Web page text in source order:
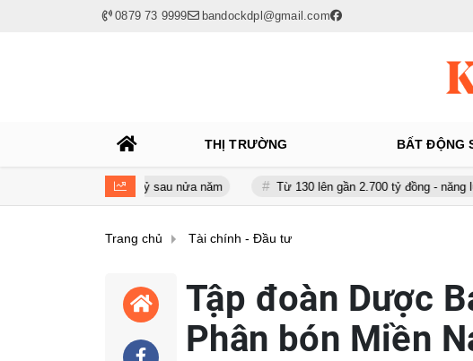
0879 73 9999 bandockdpl@gmail.com
THỊ TRƯỜNG BẤT ĐỘNG
gần 120 tỷ sau nửa năm Từ 130 lên gần 2.700 tỷ đồng - năng lực tài chính
Trang chủ Tài chính - Đầu tư
Tập đoàn Dược
Phân bón Miền